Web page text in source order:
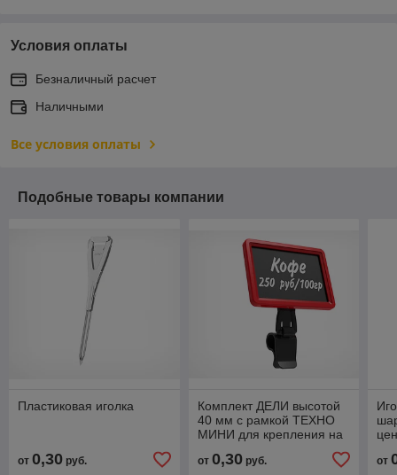
Условия оплаты
Безналичный расчет
Наличными
Все условия оплаты
Подобные товары компании
Пластиковая иголка
от 0,30 руб.
Комплект ДЕЛИ высотой
40 мм с рамкой ТЕХНО
МИНИ для крепления на
от 0,30руб. от